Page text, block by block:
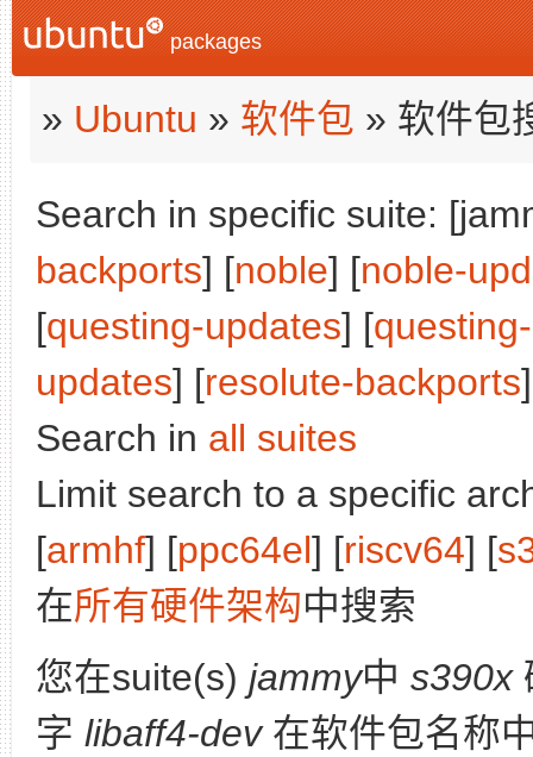
packages
» Ubuntu » 软件包 » 软件包
Search in specific suite:
backports] [noble] [noble-
[questing-updates] [
updates] [resolute-backports
Search in all suites
Limit search to a specific
[armhf] [ppc64el] [riscv64] [
在所有硬件架构中搜索
您在suite(s) jammy中 s390x
字 libaff4-dev在软件包名称